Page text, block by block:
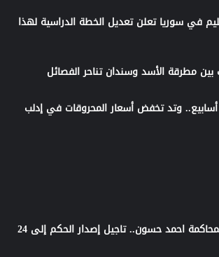
في سوريا تعلن تعديل الخطة الدراسية لهذا
مطرقة الأسد وسندان تناحر الفصائل
أسابيع.. وتد تخفض أسعار المحروقات في إدلب
الجلسة الخامسة لمحاكمة احمد حسون.. تاجيل إصدار الحكم إلى 24